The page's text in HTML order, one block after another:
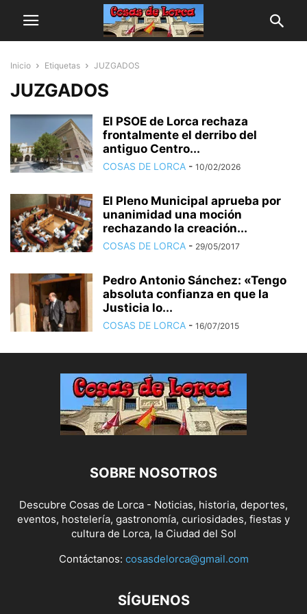
Inicio Etiquetas JUZGADOS
JUZGADOS
El PSOE de Lorca rechaza
frontalmente el derribo del
antiguo Centro...
COSAS DE LORCA - 10/02/2026
El Pleno Municipal aprueba por
unanimidad una moción
rechazando la creación...
COSAS DE LORCA - 29/05/2017
Pedro Antonio Sánchez: «Tengo
absoluta confianza en que la
Justicia lo...
COSAS DE LORCA - 16/07/2015
SOBRE NOSOTROS
Descubre Cosas de Lorca - Noticias, historia, deportes,
eventos, hostelería, gastronomía, curiosidades, fiestas y
cultura de Lorca, la Ciudad del Sol
Contáctanos: cosasdelorca@gmail.com
SÍGUENOS